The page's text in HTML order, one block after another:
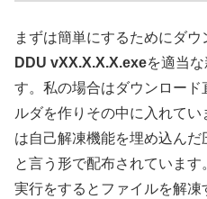
まずは簡単にするためにダウ
DDU vXX.X.X.X.exeを適当
す。私の場合はダウンロー
ルダを作りその中に入れてい
は自己解凍機能を埋め込ん
と言う形で配布されていま
実行をするとファイルを解